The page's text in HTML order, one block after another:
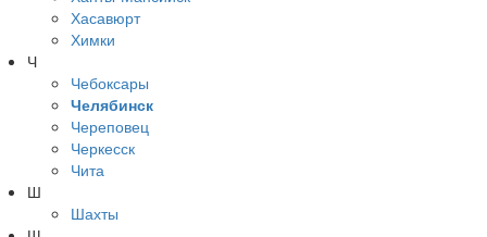
Хасавюрт
Химки
Ч
Чебоксары
Челябинск
Череповец
Черкесск
Чита
Ш
Шахты